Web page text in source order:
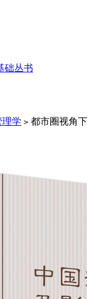
础丛书
理学 > 都市圈视角